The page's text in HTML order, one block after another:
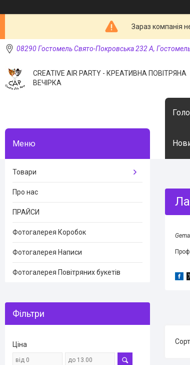
Зараз компанія
08290 Гостомель Свято-Покровська 232 А,
CREATIVE AIR PARTY - КРЕАТИВНА ПОВІТРЯНА
ВЕЧІРКА
Товари
Про нас
ПРАЙСИ
Фотогалерея Коробок
Фотогалерея Написи
Фотогалерея Повітряних букетів
Фільтри
Ціна